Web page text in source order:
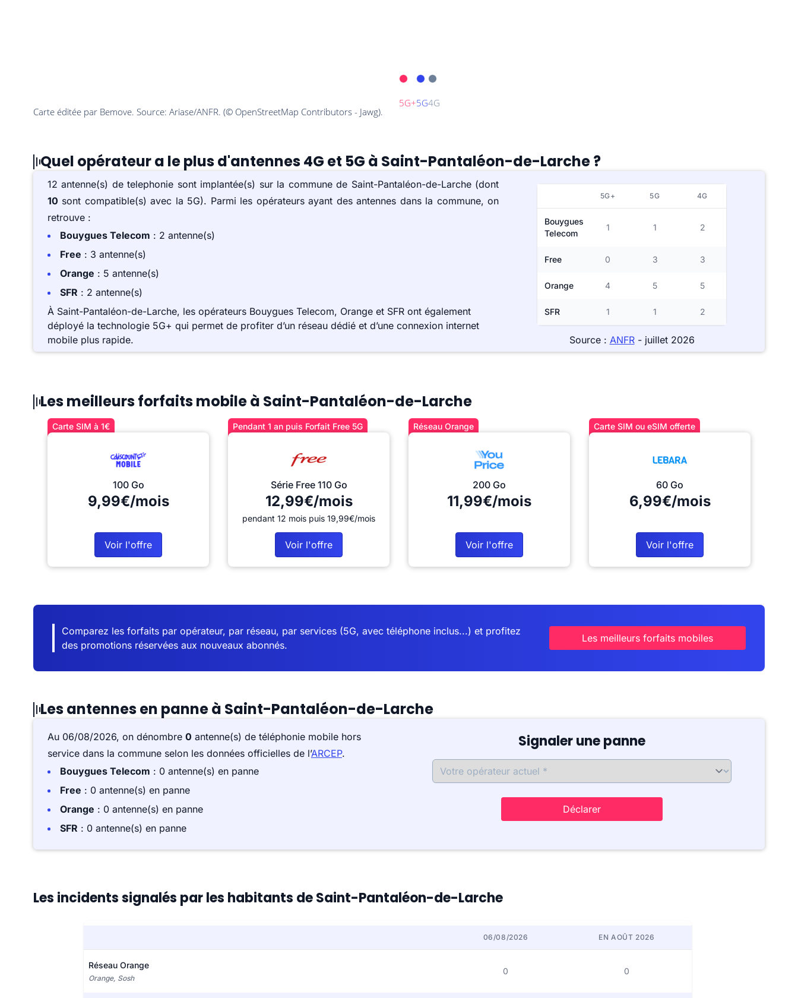
Quel opérateur a le plus d'antennes 4G et 5G à Saint-Pantaléon-de-Larche ?
12 antenne(s) de telephonie sont implantée(s) sur la commune de Saint-Pantaléon-de-Larche (dont
10 sont compatible(s) avec la 5G). Parmi les opérateurs ayant des antennes dans la commune, on
retrouve :
Bouygues Telecom : 2 antenne(s)
Free : 3 antenne(s)
Orange : 5 antenne(s)
SFR : 2 antenne(s)
À Saint-Pantaléon-de-Larche, les opérateurs Bouygues Telecom, Orange et SFR ont également
déployé la technologie 5G+ qui permet de profiter d’un réseau dédié et d’une connexion internet
mobile plus rapide.
5G+ 5G 4G
Bouygues
Telecom
1 1 2
Free 0 3 3
Orange 4 5 5
SFR 1 1 2
Source : ANFR- juillet 2026
Les meilleurs forfaits mobile à Saint-Pantaléon-de-Larche
Carte SIM à 1€
100 Go
9,99€/mois
Voir l'offre
Pendant 1 an puis Forfait Free 5G
Série Free 110 Go
12,99€/mois
pendant 12 mois puis 19,99€/mois
Voir l'offre
Réseau Orange
200 Go
11,99€/mois
Voir l'offre
Carte SIM ou eSIM offerte
60 Go
6,99€/mois
Voir l'offre
Comparez les forfaits par opérateur, par réseau, par services (5G, avec téléphone inclus...) et profitez
des promotions réservées aux nouveaux abonnés.
Les meilleurs forfaits mobiles
Les antennes en panne à Saint-Pantaléon-de-Larche
Au 06/08/2026, on dénombre 0 antenne(s) de téléphonie mobile hors
service dans la commune selon les données officielles de l’ARCEP.
Bouygues Telecom : 0 antenne(s) en panne
Free : 0 antenne(s) en panne
Orange : 0 antenne(s) en panne
SFR : 0 antenne(s) en panne
Signaler une panne
Déclarer
Les incidents signalés par les habitants de Saint-Pantaléon-de-Larche
06/08/2026 EN AOÛT 2026
Réseau Orange
Orange, Sosh
0 0